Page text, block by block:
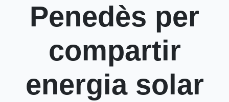
Penedès per
compartir
energia solar